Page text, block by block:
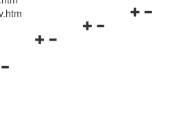
Navigationsmenü
Navigationsmenü